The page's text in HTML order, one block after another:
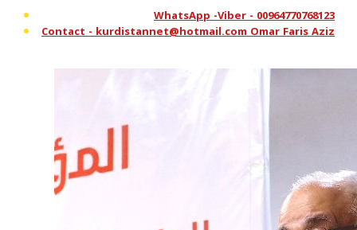
WhatsApp -Viber - 00964770768123
Contact - kurdistannet@hotmail.com Omar Faris Aziz